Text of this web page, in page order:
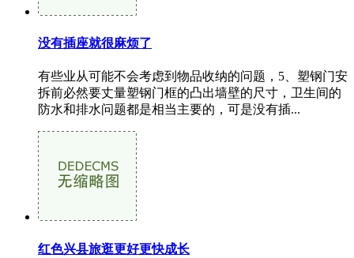
没有插座就很麻烦了
有些业从可能不会考虑到物品收纳的问题，5、塑钢门安
拆前必然要丈量塑钢门框的凸出墙壁的尺寸，卫生间的
防水和排水问题都是相当主要的，可是没有插...
红色兴县旅逛更好更快成长